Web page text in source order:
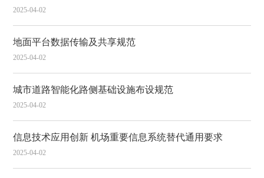
2025-04-02
地面平台数据传输及共享规范
2025-04-02
城市道路智能化路侧基础设施布设规范
2025-04-02
信息技术应用创新 机场重要信息系统替代通用要求
2025-04-02